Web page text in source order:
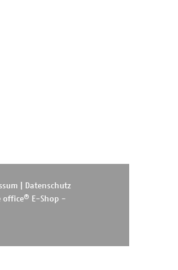
Datenschutz
office®
E-Shop -